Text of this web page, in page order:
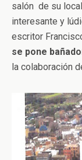
salón de su
interesante y
escritor
se pone
la colaboración